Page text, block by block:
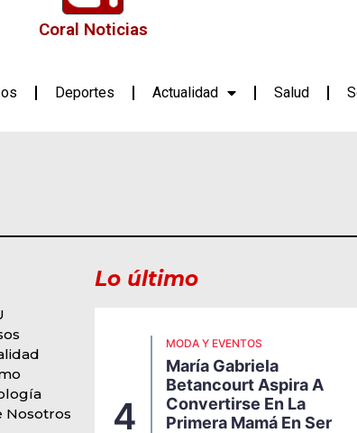
Coral Noticias
Deportes Actualidad Salud
Nosotros
Lo último
Soul Y
4
MODA Y EVENTOS
María Gabriela
Betancourt Aspira A
Convertirse En La
Primera Mamá En Ser